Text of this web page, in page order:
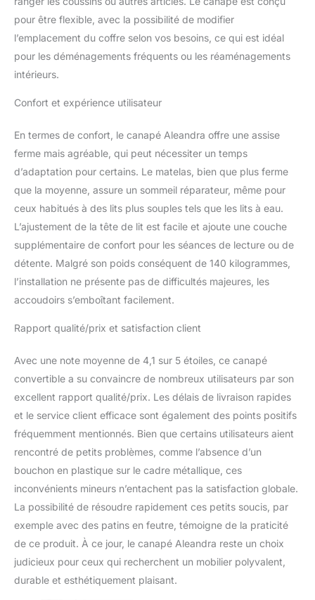
L'espace de rangement
est parfait pour placer
coussins, draps et
italienne garantit fiabilité,
Nos produits sont nés
de l'expérience d'artisans
leur qualité depuis 1830 -
L'attention portée aux
processus de
production, le choix de
qualité et la l'attention
portée aux détails rend
ce canapé solide,
robuste et confortable -
italiens sont visibles
et raffiné
IMMÉDIATE - Ce canapé
avec péninsule se
transforme en un lit
confortable et accueillant
simples grâce au
mécanisme d'ouverture
pivotant qui vous
permettra de créer un lit
confortable - Le
montage est simple et
rapide : grâce aux outils
de montage fournis dans
le kit et le livret
pour être flexible, avec la possibilité de modifier
l’emplacement du coffre selon vos besoins, ce qui est idéal
pour les déménagements fréquents ou les réaménagements
intérieurs.
Confort et expérience utilisateur
En termes de confort, le canapé Aleandra offre une assise
ferme mais agréable, qui peut nécessiter un temps
d’adaptation pour certains. Le matelas, bien que plus ferme
que la moyenne, assure un sommeil réparateur, même pour
ceux habitués à des lits plus souples tels que les lits à eau.
L’ajustement de la tête de lit est facile et ajoute une couche
supplémentaire de confort pour les séances de lecture ou de
détente. Malgré son poids conséquent de 140 kilogrammes,
l’installation ne présente pas de difficultés majeures, les
accoudoirs s’emboîtant facilement.
Rapport qualité/prix et satisfaction client
Avec une note moyenne de 4,1 sur 5 étoiles, ce canapé
convertible a su convaincre de nombreux utilisateurs par son
excellent rapport qualité/prix. Les délais de livraison rapides
et le service client efficace sont également des points positifs
fréquemment mentionnés. Bien que certains utilisateurs aient
rencontré de petits problèmes, comme l’absence d’un
bouchon en plastique sur le cadre métallique, ces
inconvénients mineurs n’entachent pas la satisfaction globale.
La possibilité de résoudre rapidement ces petits soucis, par
exemple avec des patins en feutre, témoigne de la praticité
de ce produit. À ce jour, le canapé Aleandra reste un choix
judicieux pour ceux qui recherchent un mobilier polyvalent,
durable et esthétiquement plaisant.